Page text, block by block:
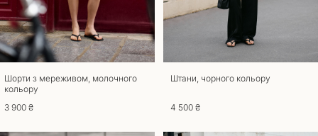
Повернення
Для повернення та обміну товару потрібна наявність документа, що
підтверджує покупку. Товари, що були у вживанні до повернення та
обміну не приймаються. Повернути товар можливо, якщо збережено
його товарний вигляд, ярлики та етикетки. Термін повернення та
обміну – 14 днів з моменту отримання замовлення. Звертаємо вашу
увагу на те, що товари індивідуального пошиття не підлягають обміну
оплачується за рахунок покупця. У разі якщо ви отримали товар
Шорти з мереживом, молочного
кольору
3 900 ₴
Штани, чорного кольору
4 500 ₴